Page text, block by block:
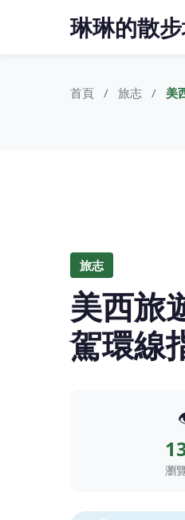
琳琳的散
首頁 旅志 美
旅志
美西旅
駕環線
瀏